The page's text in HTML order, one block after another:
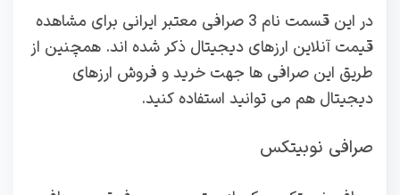
در این قسمت نام 3 صرافی معتبر ایرانی برای مشاهده
قیمت آنلاین ارزهای دیجیتال ذکر شده اند. همچنین از
طریق این صرافی ها جهت خرید و فروش ارزهای
دیجیتال هم می توانید استفاده کنید.
صرافی نوبیتکس